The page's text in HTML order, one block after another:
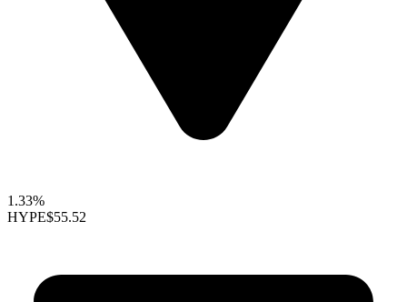
1.33%
HYPE$55.52